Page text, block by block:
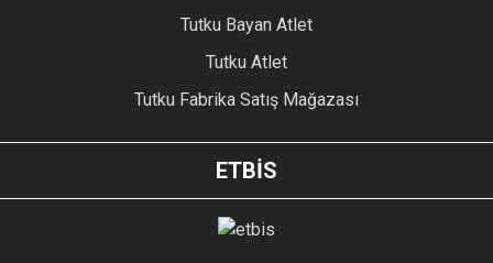
Tutku Bayan Atlet
Tutku Atlet
Tutku Fabrika Satış Mağazası
ETBİS